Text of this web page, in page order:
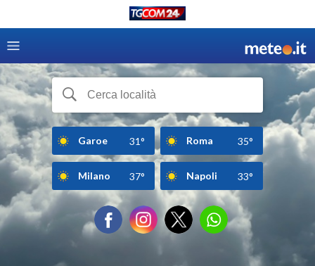
Garoe 31° Roma 35°
Milano 37° Napoli 33°